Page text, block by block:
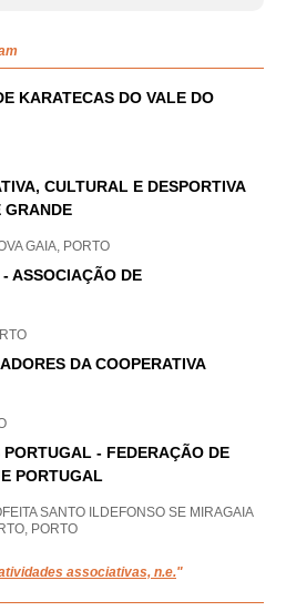
KARATECAS DO VALE DO
CULTURAL E DESPORTIVA
GRANDE
GAIA, PORTO
ASSOCIAÇÃO DE
DA COOPERATIVA
- FEDERAÇÃO DE
PORTUGAL
SANTO ILDEFONSO SE MIRAGAIA
PORTO
associativas, n.e."